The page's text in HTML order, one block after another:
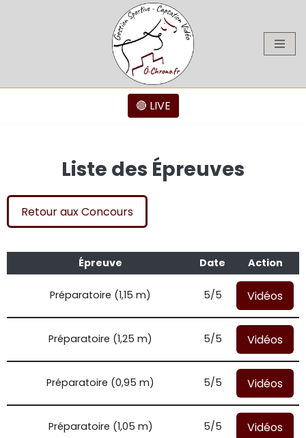
🔴 LIVE
Liste des Épreuves
Retour aux Concours
Épreuve Date Action
Préparatoire (1,15 m) 5/5 Vidéos
Préparatoire (1,25 m) 5/5 Vidéos
Préparatoire (0,95 m) 5/5 Vidéos
Préparatoire (1,05 m) 5/5 Vidéos